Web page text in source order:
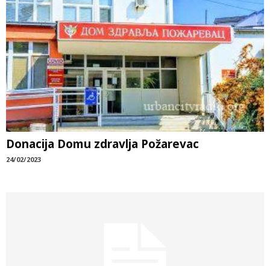
Donacija Domu zdravlja Požarevac
24/02/2023